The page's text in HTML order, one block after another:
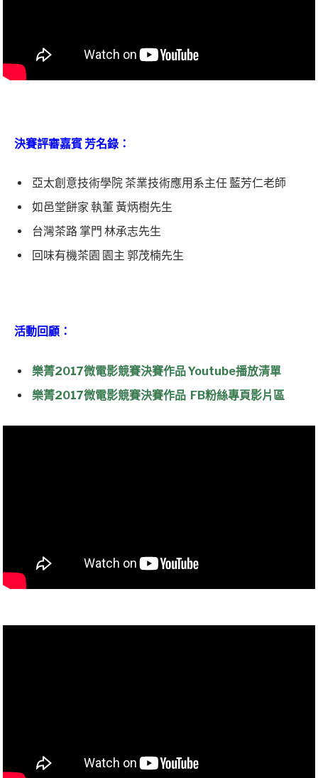
決賽評審嘉賓 芳名錄：
亞太創意技術學院茶業技術應用系主任 藍芳仁老師
如邑堂餅家 執董 黃炳樹先生
台灣茶路 掌門 林承志先生
回味有機茶園 園主 郭茂楠先生
活動回顧：
樂菁2017微電影競賽決賽作品 Youtube播放清單
樂菁2017微電影競賽決賽作品 FB粉絲專頁影片區